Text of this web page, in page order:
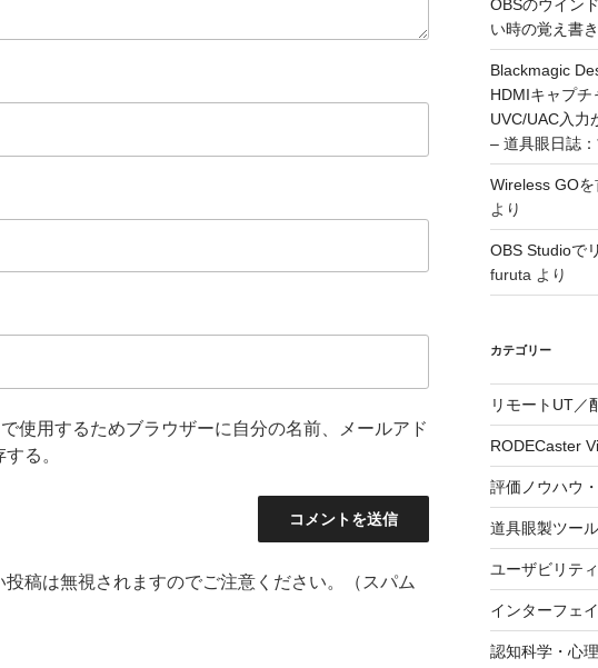
使用するためブラウザーに自分の名前、メールアド
る。
投稿は無視されますのでご注意ください。（スパム
OBSのウイン
い時の覚え書き
Blackmagic
HDMIキャプチ
UVC/UAC入力
– 道具眼日誌
Wireless GO
より
OBS Studioで
furutaより
カテゴリー
リモートUT／
RODECaster
評価ノウハウ
道具眼製ツール
ユーザビリティ
インターフェ
認知科学・心